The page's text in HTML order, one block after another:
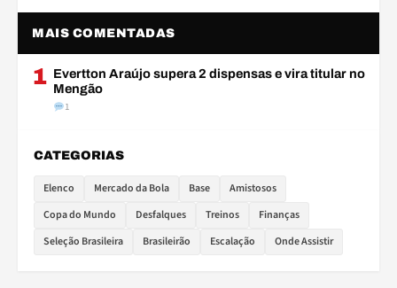
MAIS COMENTADAS
1 Evertton Araújo supera 2 dispensas e vira titular no
Mengão
1
CATEGORIAS
Elenco Mercado da Bola Base
Amistosos
Copa do Mundo
Desfalques Treinos
Finanças
Seleção Brasileira
Brasileirão Escalação Onde Assistir